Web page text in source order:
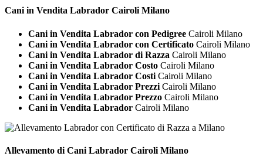
Cani in Vendita Labrador Cairoli Milano
Cani in Vendita Labrador con Pedigree Cairoli Milano
Cani in Vendita Labrador con Certificato Cairoli Milano
Cani in Vendita Labrador di Razza Cairoli Milano
Cani in Vendita Labrador Costo Cairoli Milano
Cani in Vendita Labrador Costi Cairoli Milano
Cani in Vendita Labrador Prezzi Cairoli Milano
Cani in Vendita Labrador Prezzo Cairoli Milano
Cani in Vendita Labrador Cairoli Milano
Allevamento di Cani Labrador Cairoli Milano